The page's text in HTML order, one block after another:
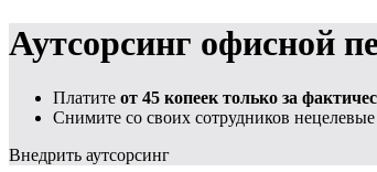
Аутсорсинг офисной
Платите от 45 копеек только за
Cнимите со своих сотрудников
Внедрить аутсорсинг